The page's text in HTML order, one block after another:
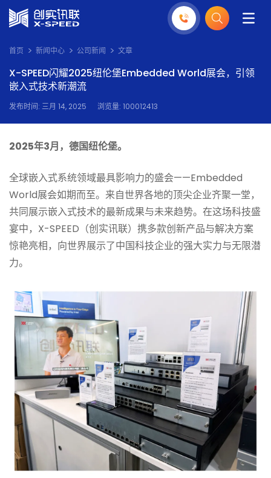
首页 新闻中心 公司新闻 文章
X-SPEED闪耀2025纽伦堡Embedded World展会，引领
嵌入式技术新潮流
发布时间: 三月 14, 2025 浏览量: 100012413
2025年3月，德国纽伦堡。
全球嵌入式系统领域最具影响力的盛会——Embedded
World展会如期而至。来自世界各地的顶尖企业齐聚一堂，
共同展示嵌入式技术的最新成果与未来趋势。在这场科技盛
宴中，X-SPEED（创实讯联）携多款创新产品与解决方案
惊艳亮相，向世界展示了中国科技企业的强大实力与无限潜
力。